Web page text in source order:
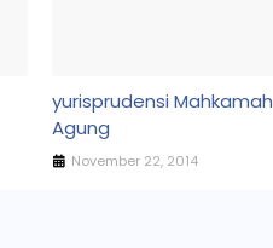
yurisprudensi Mahkamah
Agung
November 22, 2014